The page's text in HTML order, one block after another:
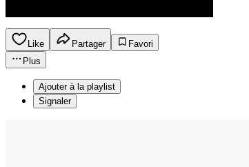
Like Partager
Favori
Plus
Ajouter à la playlist
Signaler